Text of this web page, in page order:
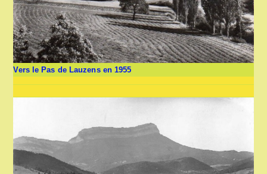
Vers le Pas de Lauzens en 1955